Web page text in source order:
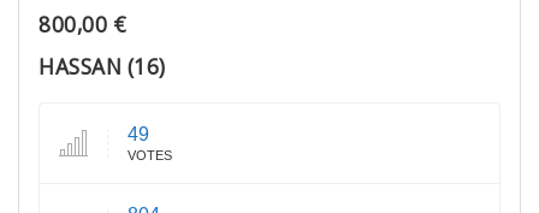
800,00 €
HASSAN (16)
49
VOTES